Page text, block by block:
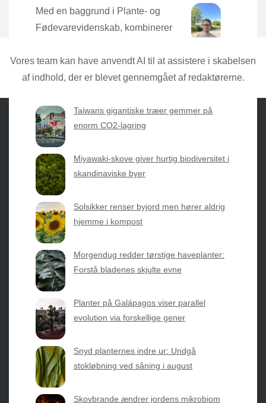
Med en baggrund i Plante- og
Fødevarevidenskab, kombinerer
praktisk erfaring direkte fra mulden.
Taiwans gigantiske træer gemmer på
enorm CO2-lagring
Miyawaki-skove giver hurtig biodiversitet i
skandinaviske byer
Solsikker renser byjord men hører aldrig
hjemme i kompost
Morgendug redder tørstige haveplanter:
Forstå bladenes skjulte evne
Planter på Galápagos viser parallel
evolution via forskellige gener
Snyd planternes indre ur: Undgå
stokløbning ved såning i august
Skovbrande ændrer jordens mikrobiom
Vores team kan have anvendt AI til at assistere i skabelsen
af indhold, der er blevet gennemgået af redaktørerne.
Sæsonvis
- Din foretrukne kilde til alt inden for
havearbejde og botanik. Få jordnære råd, spændende
nyheder fra botanikkens verden og nemme genveje til
sæsonens grønne glæder.
2026 © Web Atelier ApS
Privatlivspolitik & Cookies
Kontakt Os
Om os